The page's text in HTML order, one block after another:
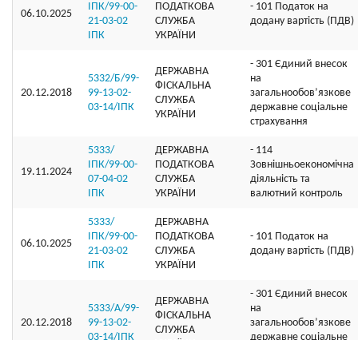
06.10.2025
ІПК/99-00-
21-03-02
ІПК
ПОДАТКОВА
СЛУЖБА
УКРАЇНИ
- 101 Податок на
додану вартість (ПДВ)
20.12.2018
5332/Б/99-
99-13-02-
03-14/ІПК
ДЕРЖАВНА
ФІСКАЛЬНА
СЛУЖБА
УКРАЇНИ
- 301 Єдиний внесок
на
загальнообов’язкове
державне соціальне
страхування
19.11.2024
5333/
ІПК/99-00-
07-04-02
ІПК
ДЕРЖАВНА
ПОДАТКОВА
СЛУЖБА
УКРАЇНИ
- 114
Зовнішньоекономічна
діяльність та
валютний контроль
06.10.2025
5333/
ІПК/99-00-
21-03-02
ІПК
ДЕРЖАВНА
ПОДАТКОВА
СЛУЖБА
УКРАЇНИ
- 101 Податок на
додану вартість (ПДВ)
20.12.2018
5333/А/99-
99-13-02-
03-14/ІПК
ДЕРЖАВНА
ФІСКАЛЬНА
СЛУЖБА
- 301 Єдиний внесок
на
загальнообов’язкове
державне соціальне